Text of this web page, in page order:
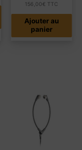
156,00€ TTC
Ajouter au
panier